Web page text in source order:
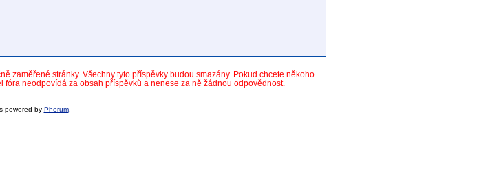
zaměřené stránky. Všechny tyto příspěvky budou smazány. Pokud chcete někoho
neodpovídá za obsah příspěvků a nenese za ně žádnou odpovědnost.
powered by Phorum.